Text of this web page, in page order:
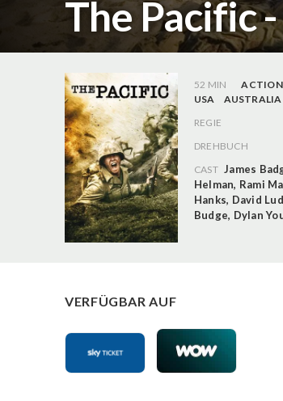
The Pacific
52 MIN ACTION
USA
AUSTRALIA
REGIE
DREHBUCH
CAST James
Helman, Rami
Hanks, David
Budge, Dylan
VERFÜGBAR AUF